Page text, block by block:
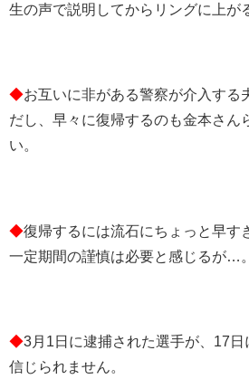
生の声で説明してからリングに上が
◆お互いに非がある警察が介入する
だし、早々に復帰するのも金本さん
い。
◆復帰するには流石にちょっと早す
一定期間の謹慎は必要と感じるが…。
◆3月1日に逮捕された選手が、17
信じられません。